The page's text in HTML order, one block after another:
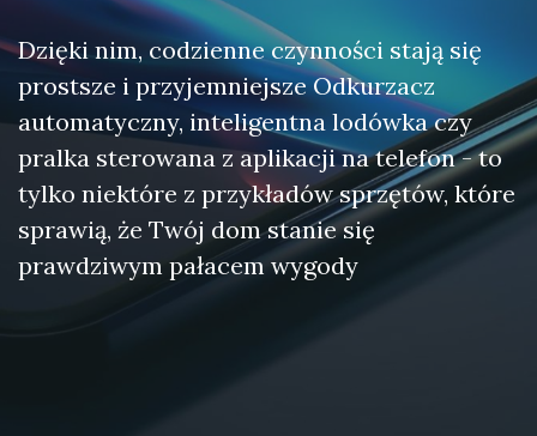
Dzięki nim, codzienne czynności stają się
prostsze i przyjemniejsze Odkurzacz
automatyczny, inteligentna lodówka czy
pralka sterowana z aplikacji na telefon - to
tylko niektóre z przykładów sprzętów, które
sprawią, że Twój dom stanie się
prawdziwym pałacem wygody